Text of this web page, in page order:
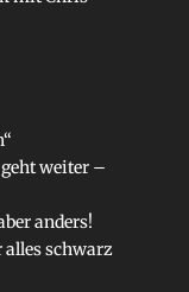
weiter –
anders!
schwarz